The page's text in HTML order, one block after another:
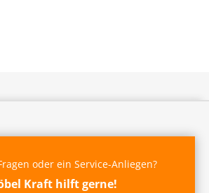
oder ein Service-Anliegen?
Kraft hilft gerne!